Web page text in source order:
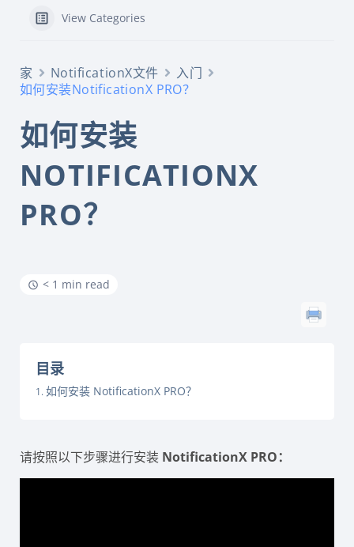
View Categories
家 NotificationX文件
入门
如何安装NotificationX PRO？
如何安装
NOTIFICATIONX
PRO？
< 1 min read
目录
如何安装 NotificationX PRO？
请按照以下步骤进行安装 NotificationX PRO：